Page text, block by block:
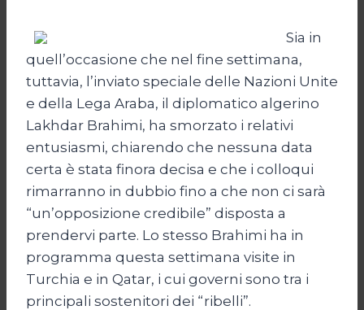
Sia in
quell’occasione che nel fine settimana,
tuttavia, l’inviato speciale delle Nazioni Unite
e della Lega Araba, il diplomatico algerino
Lakhdar Brahimi, ha smorzato i relativi
entusiasmi, chiarendo che nessuna data
certa è stata finora decisa e che i colloqui
rimarranno in dubbio fino a che non ci sarà
“un’opposizione credibile” disposta a
prendervi parte. Lo stesso Brahimi ha in
programma questa settimana visite in
Turchia e in Qatar, i cui governi sono tra i
principali sostenitori dei “ribelli”.